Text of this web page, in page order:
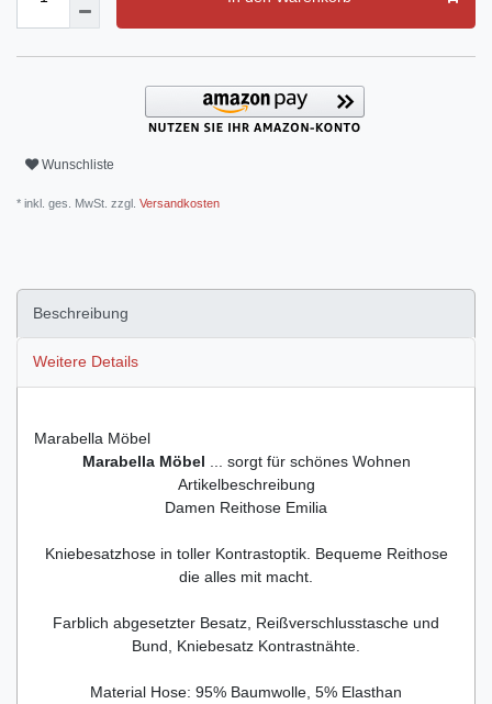
Wunschliste
* inkl. ges. MwSt. zzgl. Versandkosten
Beschreibung
Weitere Details
Marabella Möbel
Marabella Möbel ... sorgt für schönes Wohnen
Artikelbeschreibung
Damen Reithose Emilia
Kniebesatzhose in toller Kontrastoptik. Bequeme Reithose
die alles mit macht.
Farblich abgesetzter Besatz, Reißverschlusstasche und
Bund, Kniebesatz Kontrastnähte.
Material Hose: 95% Baumwolle, 5% Elasthan